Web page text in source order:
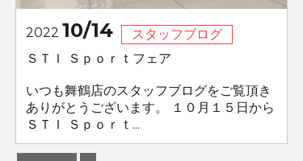
2022 10/14
スタッフブログ
ＳＴＩ Ｓｐｏｒｔフェア
いつも舞鶴店のスタッフブログをご覧頂き
ありがとうございます。 １０月１５日から
ＳＴＩ Ｓｐｏｒｔ...